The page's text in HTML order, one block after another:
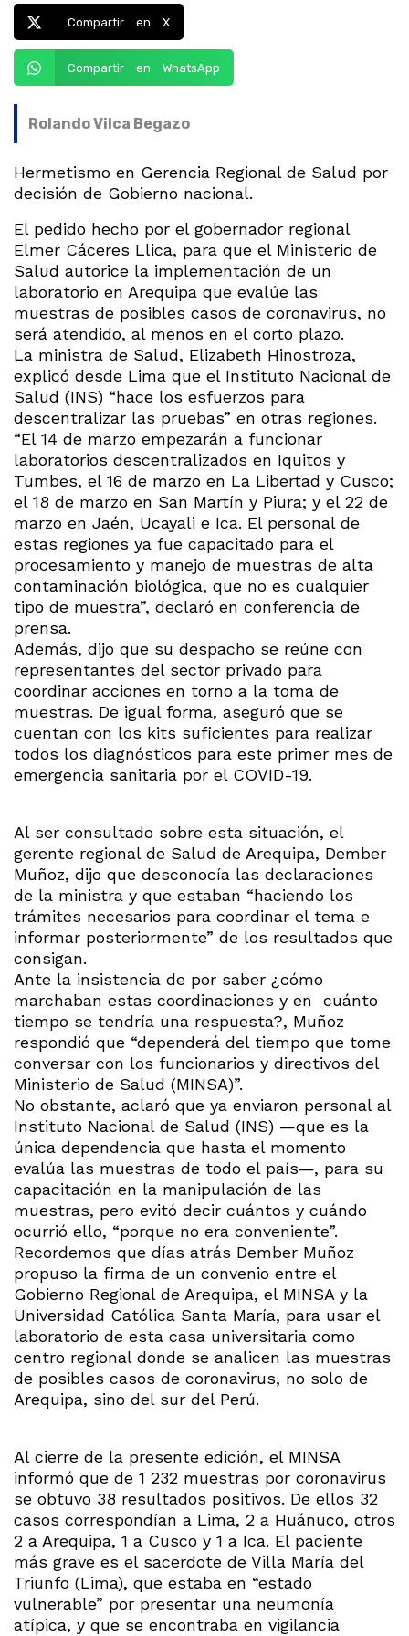
Compartir en X
Compartir en WhatsApp
Rolando Vilca Begazo
Hermetismo en Gerencia Regional de Salud por
decisión de Gobierno nacional.
El pedido hecho por el gobernador regional
Elmer Cáceres Llica, para que el Ministerio de
Salud autorice la implementación de un
laboratorio en Arequipa que evalúe las
muestras de posibles casos de coronavirus, no
será atendido, al menos en el corto plazo.
La ministra de Salud, Elizabeth Hinostroza,
explicó desde Lima que el Instituto Nacional de
Salud (INS) “hace los esfuerzos para
descentralizar las pruebas” en otras regiones.
“El 14 de marzo empezarán a funcionar
laboratorios descentralizados en Iquitos y
Tumbes, el 16 de marzo en La Libertad y Cusco;
el 18 de marzo en San Martín y Piura; y el 22 de
marzo en Jaén, Ucayali e Ica. El personal de
estas regiones ya fue capacitado para el
procesamiento y manejo de muestras de alta
contaminación biológica, que no es cualquier
tipo de muestra”, declaró en conferencia de
prensa.
Además, dijo que su despacho se reúne con
representantes del sector privado para
coordinar acciones en torno a la toma de
muestras. De igual forma, aseguró que se
cuentan con los kits suficientes para realizar
todos los diagnósticos para este primer mes de
emergencia sanitaria por el COVID-19.
Al ser consultado sobre esta situación, el
gerente regional de Salud de Arequipa, Dember
Muñoz, dijo que desconocía las declaraciones
de la ministra y que estaban “haciendo los
trámites necesarios para coordinar el tema e
informar posteriormente” de los resultados que
consigan.
Ante la insistencia de por saber ¿cómo
marchaban estas coordinaciones y en cuánto
tiempo se tendría una respuesta?, Muñoz
respondió que “dependerá del tiempo que tome
conversar con los funcionarios y directivos del
Ministerio de Salud (MINSA)”.
No obstante, aclaró que ya enviaron personal al
Instituto Nacional de Salud (INS) —que es la
única dependencia que hasta el momento
evalúa las muestras de todo el país—, para su
capacitación en la manipulación de las
muestras, pero evitó decir cuántos y cuándo
ocurrió ello, “porque no era conveniente”.
Recordemos que días atrás Dember Muñoz
propuso la firma de un convenio entre el
Gobierno Regional de Arequipa, el MINSA y la
Universidad Católica Santa María, para usar el
laboratorio de esta casa universitaria como
centro regional donde se analicen las muestras
de posibles casos de coronavirus, no solo de
Arequipa, sino del sur del Perú.
Al cierre de la presente edición, el MINSA
informó que de 1 232 muestras por coronavirus
se obtuvo 38 resultados positivos. De ellos 32
casos correspondían a Lima, 2 a Huánuco, otros
2 a Arequipa, 1 a Cusco y 1 a Ica. El paciente
más grave es el sacerdote de Villa María del
Triunfo (Lima), que estaba en “estado
vulnerable” por presentar una neumonía
atípica, y que se encontraba en vigilancia